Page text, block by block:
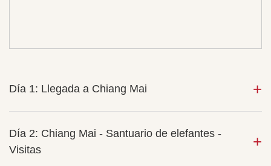
Día 1: Llegada a Chiang Mai
Día 2: Chiang Mai - Santuario de elefantes -
Visitas